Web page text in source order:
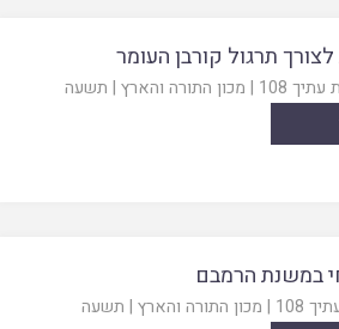
תרגול קורבן העומר
108
| מכון התורה והארץ | תשעה
במשנת הרמבם
108
| מכון התורה והארץ | תשעה